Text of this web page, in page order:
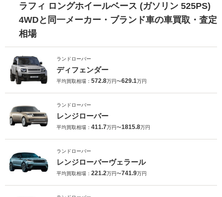
ラフィ ロングホイールベース (ガソリン 525PS)
4WDと同一メーカー・ブランド車の車買取・査定
相場
ランドローバー
ディフェンダー
平均買取相場： 572.8万円〜629.1万円
ランドローバー
レンジローバー
平均買取相場： 411.7万円〜1815.8万円
ランドローバー
レンジローバーヴェラール
平均買取相場： 221.2万円〜741.9万円